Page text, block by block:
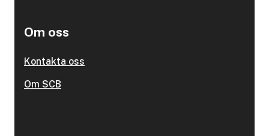
Om oss
Kontakta oss
Om SCB